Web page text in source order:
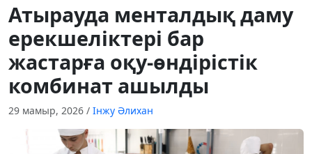
Атырауда менталдық даму
ерекшеліктері бар
жастарға оқу-өндірістік
комбинат ашылды
29 мамыр, 2026 / Інжу Әлихан